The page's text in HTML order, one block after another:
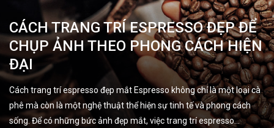
CÁCH TRANG TRÍ ESPRESSO ĐẸP ĐỂ
CHỤP ẢNH THEO PHONG CÁCH HIỆN
ĐẠI
Cách trang trí espresso đẹp mắt Espresso không chỉ là một loại cà
phê mà còn là một nghệ thuật thể hiện sự tinh tế và phong cách
sống. Để có những bức ảnh đẹp mắt, việc trang trí espresso…